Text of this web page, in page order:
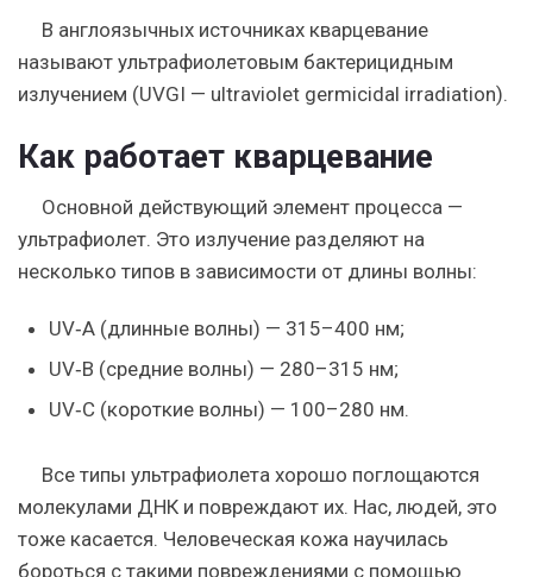
В англоязычных источниках кварцевание
называют ультрафиолетовым бактерицидным
излучением (UVGI — ultraviolet germicidal irradiation).
Как работает кварцевание
Основной действующий элемент процесса —
ультрафиолет. Это излучение разделяют на
несколько типов в зависимости от длины волны:
UV‑A (длинные волны) — 315–400 нм;
UV‑B (средние волны) — 280–315 нм;
UV‑C (короткие волны) — 100–280 нм.
Все типы ультрафиолета хорошо поглощаются
молекулами ДНК и повреждают их. Нас, людей, это
тоже касается. Человеческая кожа научилась
бороться с такими повреждениями с помощью